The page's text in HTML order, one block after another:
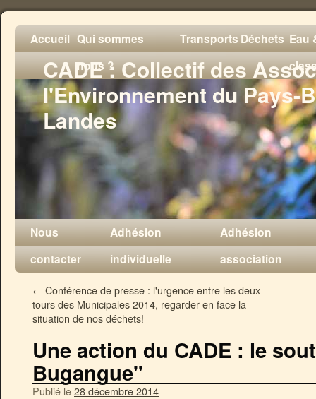
CADE : Collectif des
l'Environnement du Pays-
Landes
Accueil Qui sommes
nous ?
TransportsDéchets Eau
Nous
contacter
Adhésion
individuelle
Adhésion
association
← Conférence de presse : l'urgence entre les deux
tours des Municipales 2014, regarder en face la
situation de nos déchets!
Une action du CADE : le
Bugangue"
Publié le28 décembre 2014